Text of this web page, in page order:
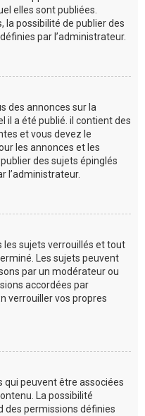
elles sont publiées.
la possibilité de publier des
par l’administrateur.
des annonces sur la
il a été publié. il contient des
et vous devez le
les annonces et les
des sujets épinglés
l’administrateur.
les sujets verrouillés et tout
Les sujets peuvent
par un modérateur ou
accordées par
verrouiller vos propres
qui peuvent être associées
La possibilité
des permissions définies